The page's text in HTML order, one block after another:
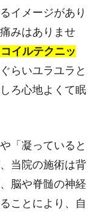
イメージがあり
みはありませ
イルテクニッ
らいユラユラと
ろ心地よくて眠
「凝っていると
当院の施術は背
脳や脊髄の神経
ことにより、自